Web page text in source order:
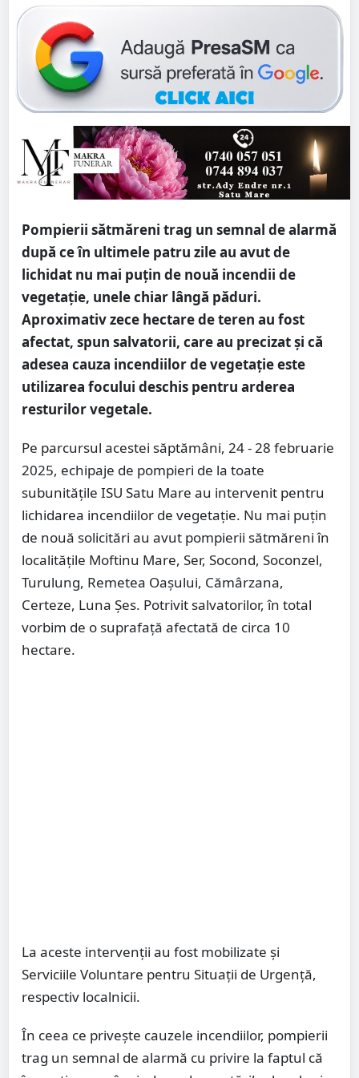
Pompierii sătmăreni trag un semnal de alarmă
după ce în ultimele patru zile au avut de
lichidat nu mai puțin de nouă incendii de
vegetație, unele chiar lângă păduri.
Aproximativ zece hectare de teren au fost
afectat, spun salvatorii, care au precizat și că
adesea cauza incendiilor de vegetație este
utilizarea focului deschis pentru arderea
resturilor vegetale.
Pe parcursul acestei săptămâni, 24 - 28 februarie
2025, echipaje de pompieri de la toate
subunităţile ISU Satu Mare au intervenit pentru
lichidarea incendiilor de vegetație. Nu mai puțin
de nouă solicitări au avut pompierii sătmăreni în
localitățile Moftinu Mare, Ser, Socond, Soconzel,
Turulung, Remetea Oașului, Cămârzana,
Certeze, Luna Șes. Potrivit salvatorilor, în total
vorbim de o suprafață afectată de circa 10
hectare.
La aceste intervenții au fost mobilizate și
Serviciile Voluntare pentru Situații de Urgență,
respectiv localnicii.
În ceea ce privește cauzele incendiilor, pompierii
trag un semnal de alarmă cu privire la faptul că